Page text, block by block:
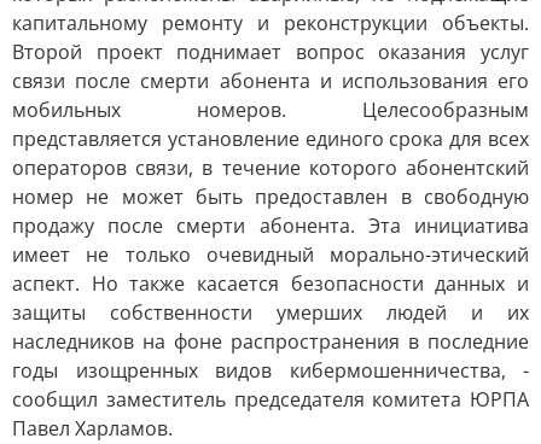
капитальному ремонту и реконструкции объекты.
Второй проект поднимает вопрос оказания услуг
связи после смерти абонента и использования его
мобильных номеров. Целесообразным
представляется установление единого срока для всех
операторов связи, в течение которого абонентский
номер не может быть предоставлен в свободную
продажу после смерти абонента. Эта инициатива
имеет не только очевидный морально-этический
аспект. Но также касается безопасности данных и
защиты собственности умерших людей и их
наследников на фоне распространения в последние
годы изощренных видов кибермошенничества, -
сообщил заместитель председателя комитета ЮРПА
Павел Харламов.